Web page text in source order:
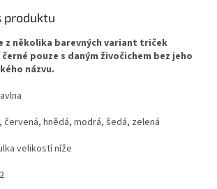
produktu
z několika barevných variant triček
pouze s daným živočichem bez jeho
názvu.
červená, hnědá, modrá, šedá, zelená
velikostí níže